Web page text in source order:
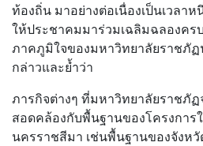
ท้องถิ่น มาอย่างต่อเนื่องเป็นเวลา
ให้ประชาคมมาร่วมเฉลิมฉลองคร
ภาคภูมิใจของมหาวิทยาลัยราชภัฏ
กล่าวและย้ำว่า
ภารกิจต่างๆ ที่มหาวิทยาลัยราชภั
สอดคล้องกับพื้นฐานของโครงกา
นครราชสีมา เช่นพื้นฐานของจังห